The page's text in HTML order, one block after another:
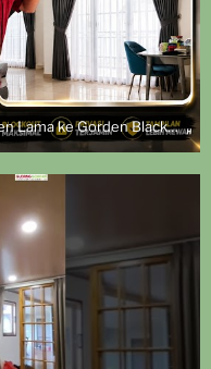
Upgrade Interior Rumah! Ganti Gorden Lama ke Gorden Blackout Smokering | Pasang di Grand Depok City